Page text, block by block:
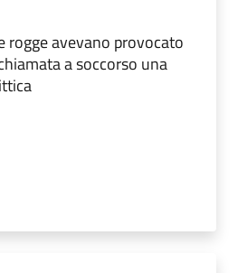
rogge avevano provocato
a soccorso una